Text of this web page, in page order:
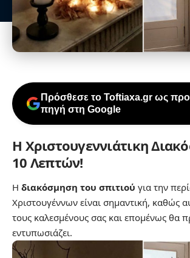
Πρόσθεσε το Toftiaxa.gr ως
πηγή στη Google
Η Χριστουγεννιάτικη
10 Λεπτών!
Η διακόσμηση του σπιτιού για την
Χριστουγέννων είναι σημαντική, καθώς
τους καλεσμένους σας και επομένως θα
εντυπωσιάζει.